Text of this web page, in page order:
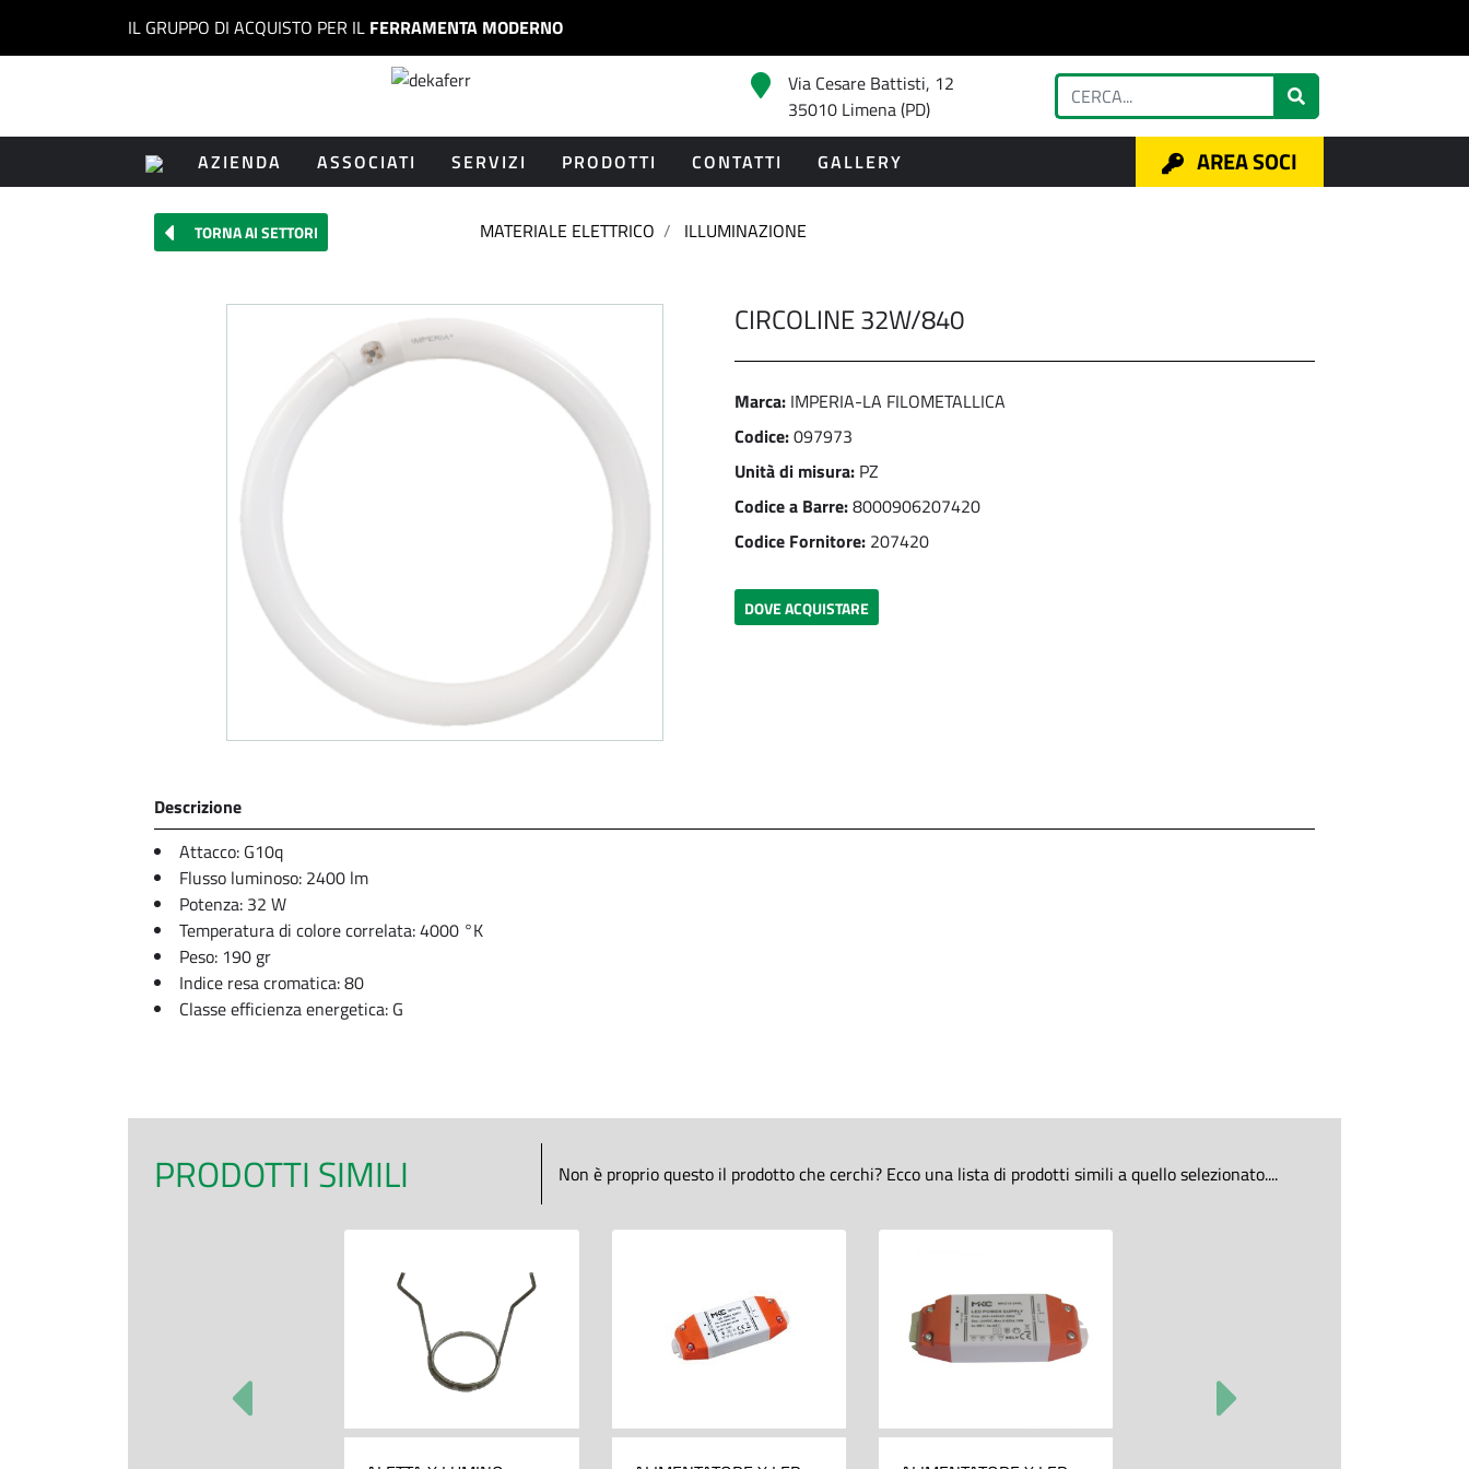
IL GRUPPO DI ACQUISTO PER IL FERRAMENTA MODERNO
Via Cesare Battisti, 12
35010 Limena (PD)
AZIENDA
ASSOCIATI SERVIZI PRODOTTI CONTATTI GALLERY AREA SOCI
TORNA AI SETTORI MATERIALE ELETTRICO ILLUMINAZIONE
CIRCOLINE 32W/840
Marca: IMPERIA-LA FILOMETALLICA
Codice:097973
Unità di misura: PZ
Codice a Barre:8000906207420
Codice Fornitore: 207420
DOVE ACQUISTARE
Descrizione
Attacco: G10q
Flusso luminoso: 2400 lm
Potenza: 32 W
Temperatura di colore correlata: 4000 °K
Peso: 190 gr
Indice resa cromatica: 80
Classe efficienza energetica: G
PRODOTTI SIMILI Non è proprio questo il prodotto che cerchi? Ecco una lista di prodotti simili a quello selezionato....